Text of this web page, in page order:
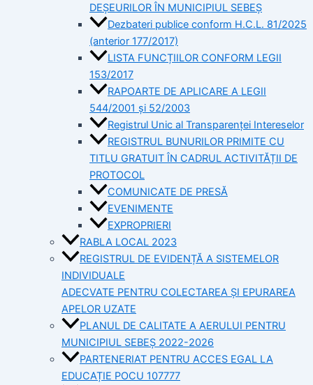
DEȘEURILOR ÎN MUNICIPIUL SEBEȘ
Dezbateri publice conform H.C.L. 81/2025
(anterior 177/2017)
LISTA FUNCȚIILOR CONFORM LEGII
153/2017
RAPOARTE DE APLICARE A LEGII
544/2001 și 52/2003
Registrul Unic al Transparenței Intereselor
REGISTRUL BUNURILOR PRIMITE CU
TITLU GRATUIT ÎN CADRUL ACTIVITĂȚII DE
PROTOCOL
COMUNICATE DE PRESĂ
EVENIMENTE
EXPROPRIERI
RABLA LOCAL 2023
REGISTRUL DE EVIDENȚĂ A SISTEMELOR
INDIVIDUALE
ADECVATE PENTRU COLECTAREA ȘI EPURAREA
APELOR UZATE
PLANUL DE CALITATE A AERULUI PENTRU
MUNICIPIUL SEBEȘ 2022-2026
PARTENERIAT PENTRU ACCES EGAL LA
EDUCAȚIE POCU 107777